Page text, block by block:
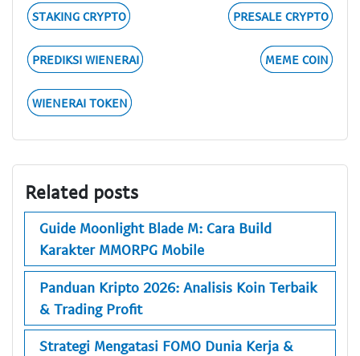
STAKING CRYPTO PRESALE CRYPTO
PREDIKSI WIENERAI MEME COIN
WIENERAI TOKEN
Related posts
Guide Moonlight Blade M: Cara Build
Karakter MMORPG Mobile
Panduan Kripto 2026: Analisis Koin Terbaik
& Trading Profit
Strategi Mengatasi FOMO Dunia Kerja &